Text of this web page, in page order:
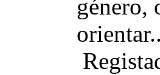
género,
orientar..